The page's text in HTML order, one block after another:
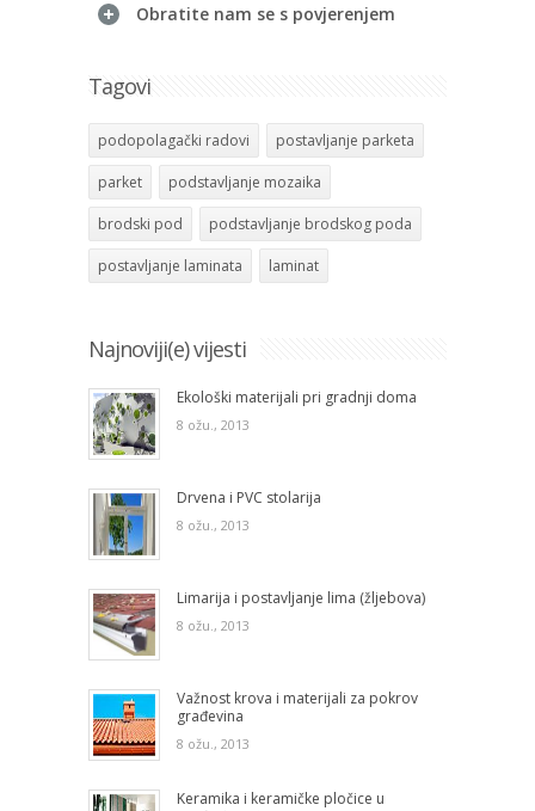
Obratite nam se s povjerenjem
Tagovi
podopolagački radovi postavljanje parketa
parket podstavljanje mozaika
brodski pod podstavljanje brodskog poda
postavljanje laminata laminat
Najnoviji(e) vijesti
Ekološki materijali pri gradnji doma
8 ožu., 2013
Drvena i PVC stolarija
8 ožu., 2013
Limarija i postavljanje lima (žljebova)
8 ožu., 2013
Važnost krova i materijali za pokrov
građevina
8 ožu., 2013
Keramika i keramičke pločice u